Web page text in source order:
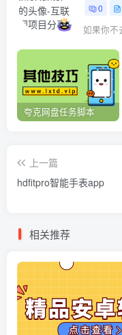
0
如果你不
夸克网盘任务脚本
上一篇
hdfitpro智能手表app
相关推荐